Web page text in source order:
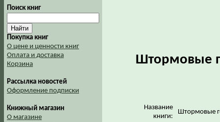
Поиск книг
Покупка книг
О цене и ценности книг
Оплата и доставка
Корзина
Рассылка новостей
Оформление подписки
Книжный магазин
О магазине
Штормовые
Название
книги:
Штормовые